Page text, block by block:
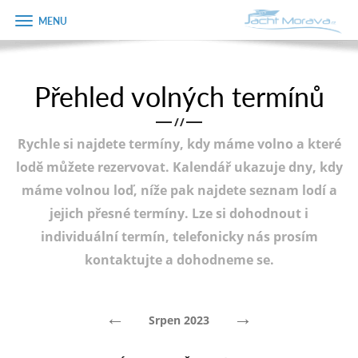
Úvodní strana
Plán plavby
Tipy na výlet
Fotogalerie
Zobrazit
menu
Přehled volných termínů
/ /
Rychle si najdete termíny, kdy máme volno a které
lodě můžete rezervovat. Kalendář ukazuje dny, kdy
máme volnou loď, níže pak najdete seznam lodí a
jejich přesné termíny. Lze si dohodnout i
individuální termín, telefonicky nás prosím
kontaktujte a dohodneme se.
← Srpen 2023 →
Objednávka
dárkového
Jméno
Telefon
E-mail